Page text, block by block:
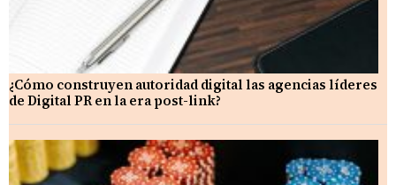
¿Cómo construyen autoridad digital las agencias líderes
de Digital PR en la era post-link?